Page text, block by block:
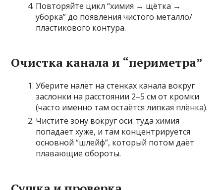
Повторяйте цикл “химия → щётка →
уборка” до появления чистого металло/
пластикового контура.
Очистка канала и “периметра”
Уберите налёт на стенках канала вокруг
заслонки на расстоянии 2–5 см от кромки
(часто именно там остаётся липкая плёнка).
Чистите зону вокруг оси: туда химия
попадает хуже, и там концентрируется
основной “шлейф”, который потом даёт
плавающие обороты.